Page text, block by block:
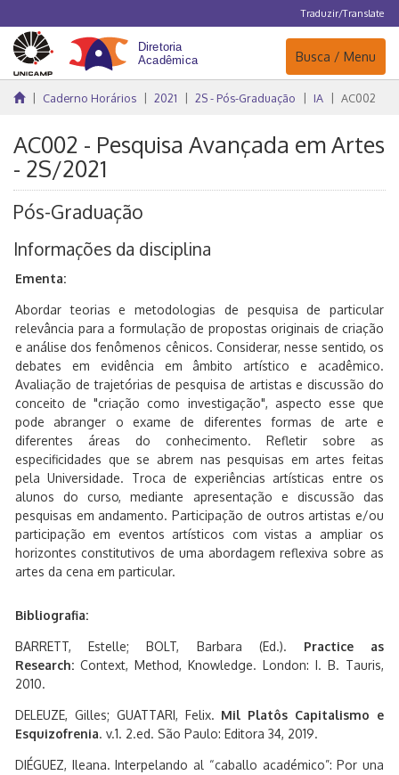
Traduzir/Translate
Navegação
Busca / Menu
Caderno Horários 2021 2S - Pós-Graduação IA AC002
AC002 - Pesquisa Avançada em Artes
- 2S/2021
Pós-Graduação
Informações da disciplina
Ementa:
Abordar teorias e metodologias de pesquisa de particular
relevância para a formulação de propostas originais de criação
e análise dos fenômenos cênicos. Considerar, nesse sentido, os
debates em evidência em âmbito artístico e acadêmico.
Avaliação de trajetórias de pesquisa de artistas e discussão do
conceito de "criação como investigação", aspecto esse que
pode abranger o exame de diferentes formas de arte e
diferentes áreas do conhecimento. Refletir sobre as
especificidades que se abrem nas pesquisas em artes feitas
pela Universidade. Troca de experiências artísticas entre os
alunos do curso, mediante apresentação e discussão das
pesquisas em andamento. Participação de outros artistas e/ou
participação em eventos artísticos com vistas a ampliar os
horizontes constitutivos de uma abordagem reflexiva sobre as
artes da cena em particular.
Bibliografia:
BARRETT, Estelle; BOLT, Barbara (Ed.). Practice as
Research: Context, Method, Knowledge. London: I. B. Tauris,
2010.
DELEUZE, Gilles; GUATTARI, Felix. Mil Platôs Capitalismo e
Esquizofrenia. v.1. 2.ed. São Paulo: Editora 34, 2019.
DIÉGUEZ, Ileana. Interpelando al “caballo académico”: Por una